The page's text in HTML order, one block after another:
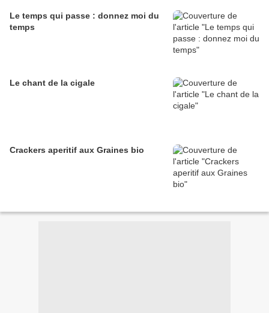
Le temps qui passe : donnez moi du
temps
Le chant de la cigale
Crackers aperitif aux Graines bio